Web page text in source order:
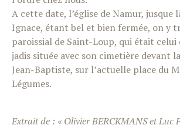
A cette date, l’église de Namur, jusque
Ignace, étant bel et bien fermée, on y
paroissial de Saint-Loup, qui était celui
jadis située avec son cimetière devant
Jean-Baptiste, sur l’actuelle place du
Légumes.
Extrait de : « Olivier BERCKMANS et Luc